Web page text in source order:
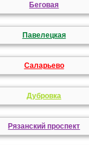
Беговая
Павелецкая
Саларьево
Дубровка
Рязанский проспект